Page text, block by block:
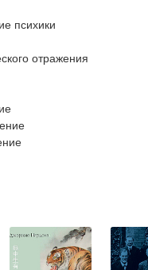
психики
отражения